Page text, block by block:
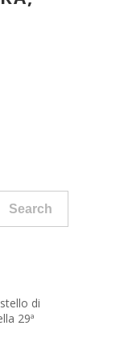
Search
di
29ª